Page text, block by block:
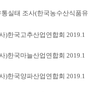
실태 조사(한국농수산식품유
)한국고추산업연합회 2019.1
)한국마늘산업연합회 2019.1
)한국양파산업연합회 2019.1